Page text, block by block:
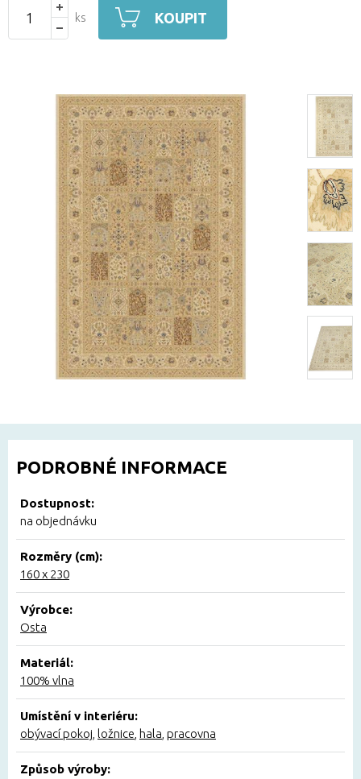
ks KOUPIT
PODROBNÉ INFORMACE
Dostupnost:
na objednávku
Rozměry (cm):
160 x 230
Výrobce:
Osta
Materiál:
100% vlna
Umístění v interiéru:
obývací pokoj ložnice hala pracovna
Způsob výroby: